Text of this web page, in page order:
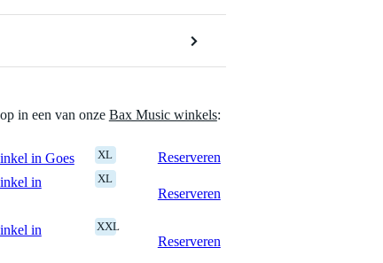
in een van onze Bax Music winkels:
in Goes XL
Reserveren
in
XL
Reserveren
in
XXL
Reserveren